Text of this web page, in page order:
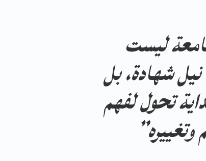
ليست
شهادة، بل
تحول لفهم
وتغييره”